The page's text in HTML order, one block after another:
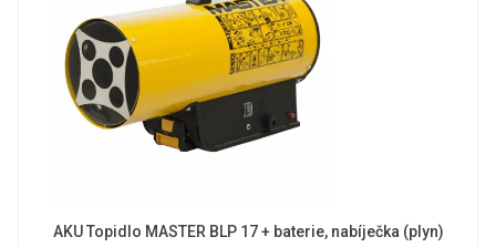
AKU Topidlo MASTER BLP 17 + baterie, nabíječka (plyn)